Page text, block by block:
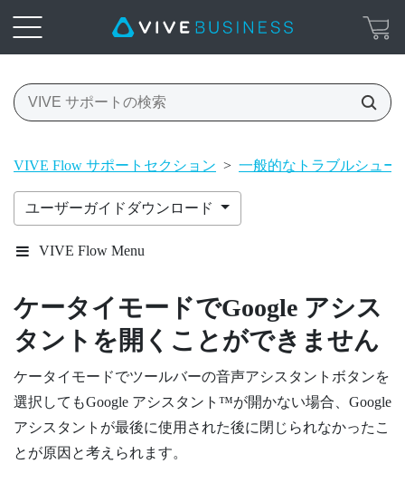
VIVE Flow サポートセクション > 一般的なトラブルシュー
ユーザーガイドダウンロード
VIVE Flow Menu
ケータイモードでGoogle アシス
タント を開くことができません
ケータイモードでツールバーの音声アシスタントボタンを
選択してもGoogle アシスタント™が開かない場合、Google
アシスタントが最後に使用された後に閉じられなかったこ
とが原因と考えられます。